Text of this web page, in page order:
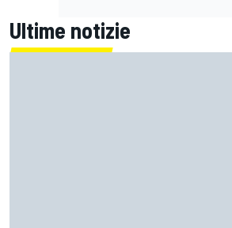
Ultime notizie